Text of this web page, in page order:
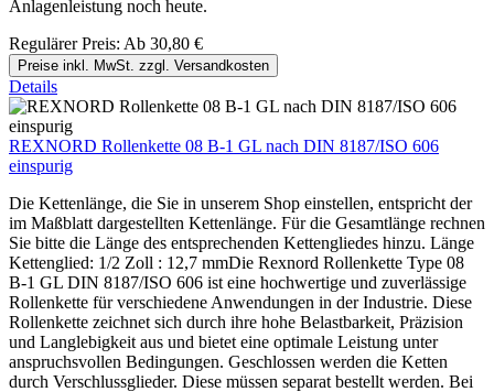
Anlagenleistung noch heute.
Regulärer Preis: Ab 30,80 €
Preise inkl. MwSt. zzgl. Versandkosten
Details
REXNORD Rollenkette 08 B-1 GL nach DIN 8187/ISO 606
einspurig
Die Kettenlänge, die Sie in unserem Shop einstellen, entspricht der
im Maßblatt dargestellten Kettenlänge. Für die Gesamtlänge rechnen
Sie bitte die Länge des entsprechenden Kettengliedes hinzu. Länge
Kettenglied: 1/2 Zoll : 12,7 mmDie Rexnord Rollenkette Type 08
B-1 GL DIN 8187/ISO 606 ist eine hochwertige und zuverlässige
Rollenkette für verschiedene Anwendungen in der Industrie. Diese
Rollenkette zeichnet sich durch ihre hohe Belastbarkeit, Präzision
und Langlebigkeit aus und bietet eine optimale Leistung unter
anspruchsvollen Bedingungen. Geschlossen werden die Ketten
durch Verschlussglieder. Diese müssen separat bestellt werden. Bei